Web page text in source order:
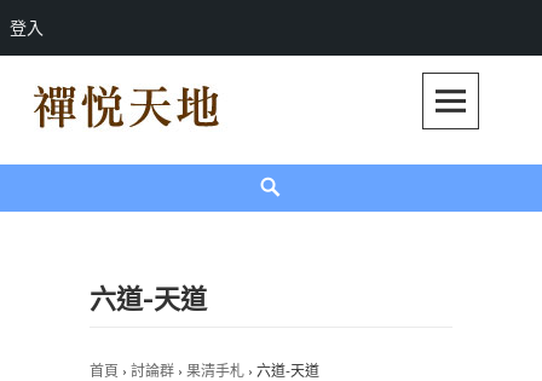
登入
content
六道-天道
首頁 › 討論群 › 果清手札 › 六道-天道